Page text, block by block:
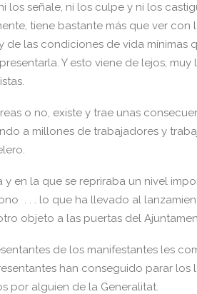
los señale, ni los culpe y ni los
tiene bastante más que ver
de las condiciones de vida mínimas
Y esto viene de lejos, muy
o no, existe y trae unas
a millones de trabajadores y
en la que se repriraba un nivel
. . . lo que ha llevado al
objeto a las puertas del
de los manifestantes les
han conseguido parar los
por alguien de la Generalitat.